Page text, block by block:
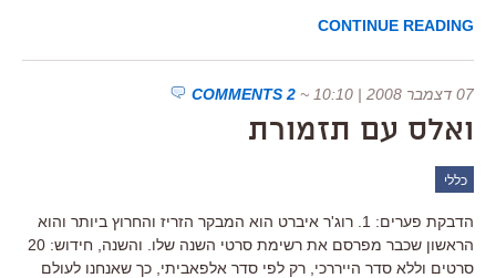
CONTINUE READING
07 דצמבר 2008 | 10:10 ~
2 COMMENTS
ואלס עם תזמורת
כללי
הדבקת פערים: 1. רוג'ר איברט הוא המבקר הזריז והחרוץ ביותר והוא
הראשון שכבר מפרסם את רשימת סרטי השנה שלו. והשנה, חידוש: 20
סרטים וללא סדר הייררכי, רק לפי סדר אלפאביתי, כך שאנחנו לעולם